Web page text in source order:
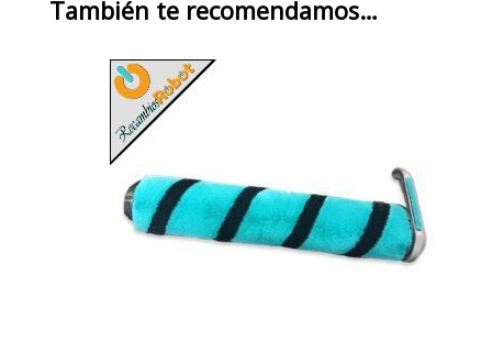
También te recomendamos…